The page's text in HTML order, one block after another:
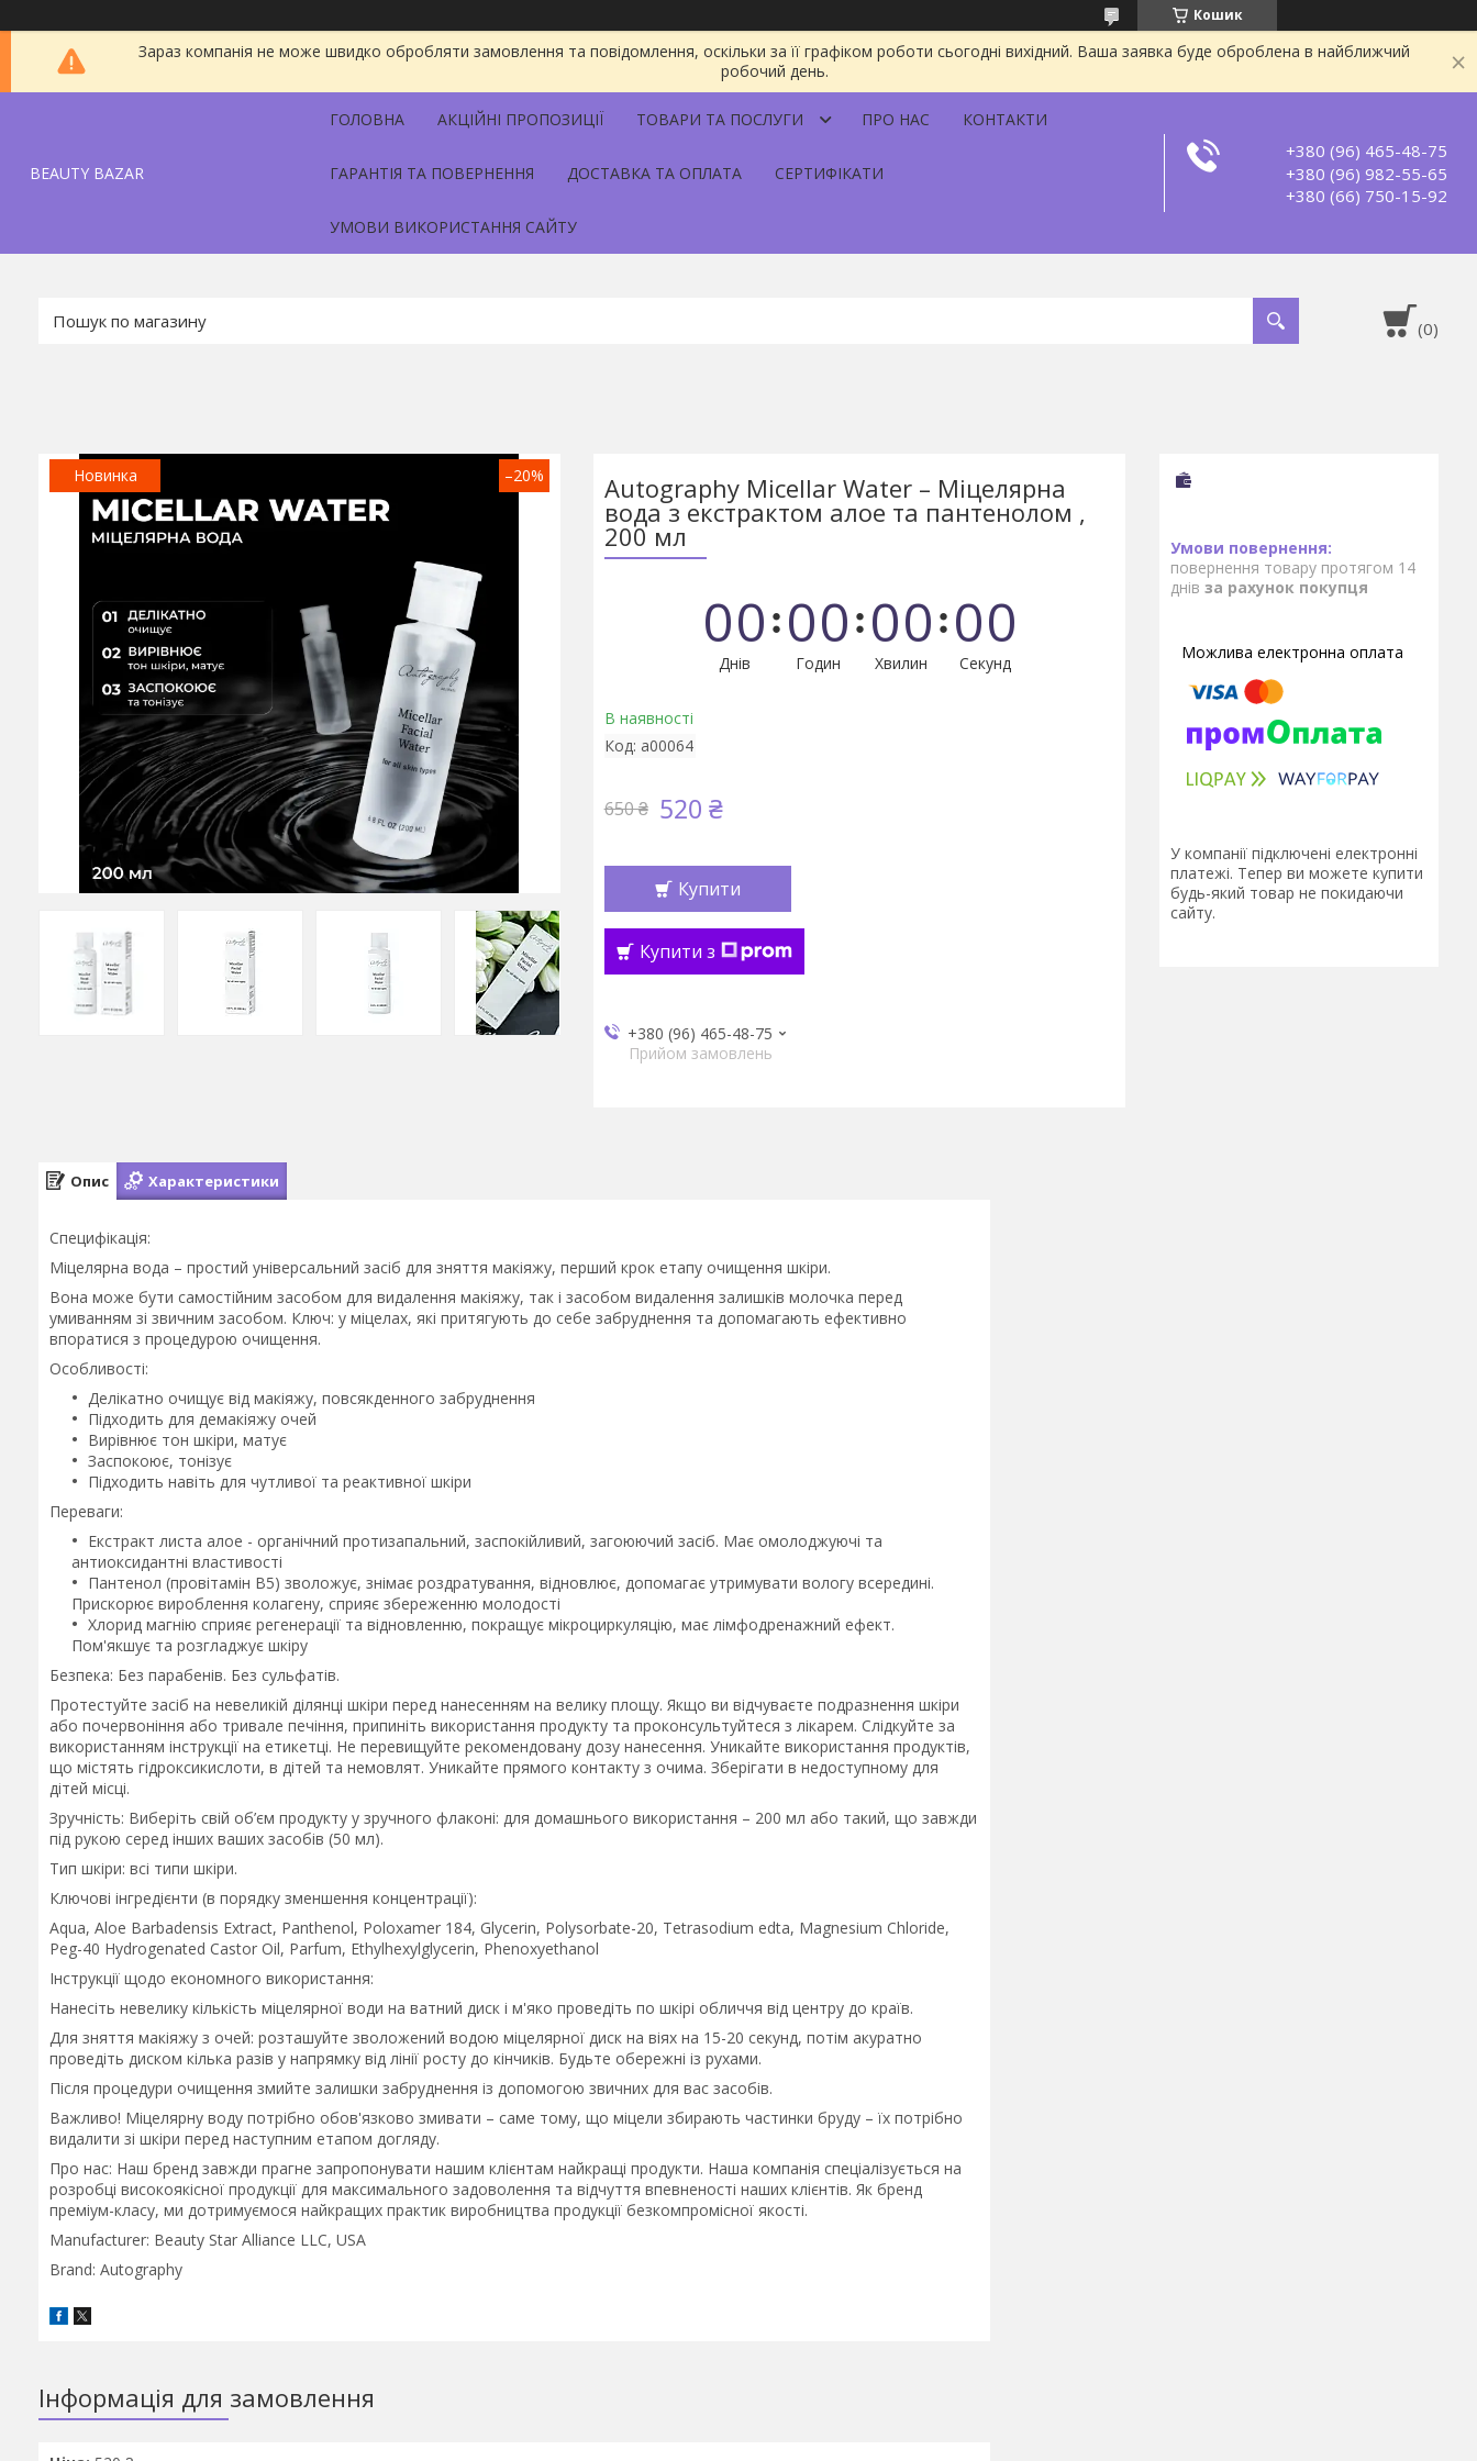
Кошик
Зараз компанія не може швидко обробляти замовлення та повідомлення, оскільки за її графіком роботи сьогодні вихідний. Ваша заявка буде оброблена в найближчий
робочий день.
BEAUTY BAZAR
ГОЛОВНА АКЦІЙНІ ПРОПОЗИЦІЇ ТОВАРИ ТА ПОСЛУГИ ПРО НАС КОНТАКТИ
ГАРАНТІЯ ТА ПОВЕРНЕННЯ ДОСТАВКА ТА ОПЛАТА СЕРТИФІКАТИ
УМОВИ ВИКОРИСТАННЯ САЙТУ
+380 (96) 465-48-75
+380 (96) 982-55-65
+380 (66) 750-15-92
Новинка –20% Autography Micellar Water – Міцелярна
вода з екстрактом алое та пантенолом ,
200 мл
00
Днів
00
Годин
00
Хвилин
00
Секунд
В наявності
Код: a00064
650 ₴ 520 ₴
Купити
Купити з
+380 (96) 465-48-75
Прийом замовлень
повернення товару протягом 14
днів за рахунок покупця
У компанії підключені електронні
платежі. Тепер ви можете купити
будь-який товар не покидаючи
сайту.
Опис Характеристики
Специфікація:
Міцелярна вода – простий універсальний засіб для зняття макіяжу, перший крок етапу очищення шкіри.
Вона може бути самостійним засобом для видалення макіяжу, так і засобом видалення залишків молочка перед
умиванням зі звичним засобом. Ключ: у міцелах, які притягують до себе забруднення та допомагають ефективно
впоратися з процедурою очищення.
Особливості:
Делікатно очищує від макіяжу, повсякденного забруднення
Підходить для демакіяжу очей
Вирівнює тон шкіри, матує
Заспокоює, тонізує
Підходить навіть для чутливої та реактивної шкіри
Переваги:
Екстракт листа алое - органічний протизапальний, заспокійливий, загоюючий засіб. Має омолоджуючі та
антиоксидантні властивості
Пантенол (провітамін В5) зволожує, знімає роздратування, відновлює, допомагає утримувати вологу всередині.
Прискорює вироблення колагену, сприяє збереженню молодості
Хлорид магнію сприяє регенерації та відновленню, покращує мікроциркуляцію, має лімфодренажний ефект.
Пом'якшує та розгладжує шкіру
Безпека: Без парабенів. Без сульфатів.
Протестуйте засіб на невеликій ділянці шкіри перед нанесенням на велику площу. Якщо ви відчуваєте подразнення шкіри
або почервоніння або тривале печіння, припиніть використання продукту та проконсультуйтеся з лікарем. Слідкуйте за
використанням інструкції на етикетці. Не перевищуйте рекомендовану дозу нанесення. Уникайте використання продуктів,
що містять гідроксикислоти, в дітей та немовлят. Уникайте прямого контакту з очима. Зберігати в недоступному для
дітей місці.
Зручність: Виберіть свій об’єм продукту у зручного флаконі: для домашнього використання – 200 мл або такий, що завжди
під рукою серед інших ваших засобів (50 мл).
Тип шкіри: всі типи шкіри.
Ключові інгредієнти (в порядку зменшення концентрації):
Aqua, Aloe Barbadensis Extract, Panthenol, Poloxamer 184, Glycerin, Polysorbate-20, Tetrasodium edta, Magnesium Chloride,
Peg-40 Hydrogenated Castor Oil, Parfum, Ethylhexylglycerin, Phenoxyethanol
Інструкції щодо економного використання:
Нанесіть невелику кількість міцелярної води на ватний диск і м'яко проведіть по шкірі обличчя від центру до країв.
Для зняття макіяжу з очей: розташуйте зволожений водою міцелярної диск на віях на 15-20 секунд, потім акуратно
проведіть диском кілька разів у напрямку від лінії росту до кінчиків. Будьте обережні із рухами.
Після процедури очищення змийте залишки забруднення із допомогою звичних для вас засобів.
Важливо! Міцелярну воду потрібно обов'язково змивати – саме тому, що міцели збирають частинки бруду – їх потрібно
видалити зі шкіри перед наступним етапом догляду.
Про нас: Наш бренд завжди прагне запропонувати нашим клієнтам найкращі продукти. Наша компанія спеціалізується на
розробці високоякісної продукції для максимального задоволення та відчуття впевненості наших клієнтів. Як бренд
преміум-класу, ми дотримуємося найкращих практик виробництва продукції безкомпромісної якості.
Manufacturer: Beauty Star Alliance LLC, USA
Brand: Autography
Інформація для замовлення